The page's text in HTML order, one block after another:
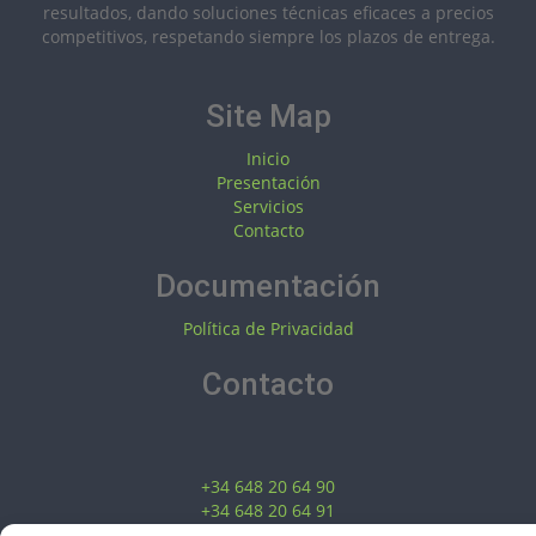
resultados, dando soluciones técnicas eficaces a precios
competitivos, respetando siempre los plazos de entrega.
Site Map
Inicio
Presentación
Servicios
Contacto
Documentación
Política de Privacidad
Contacto
+34 648 20 64 90
+34 648 20 64 91